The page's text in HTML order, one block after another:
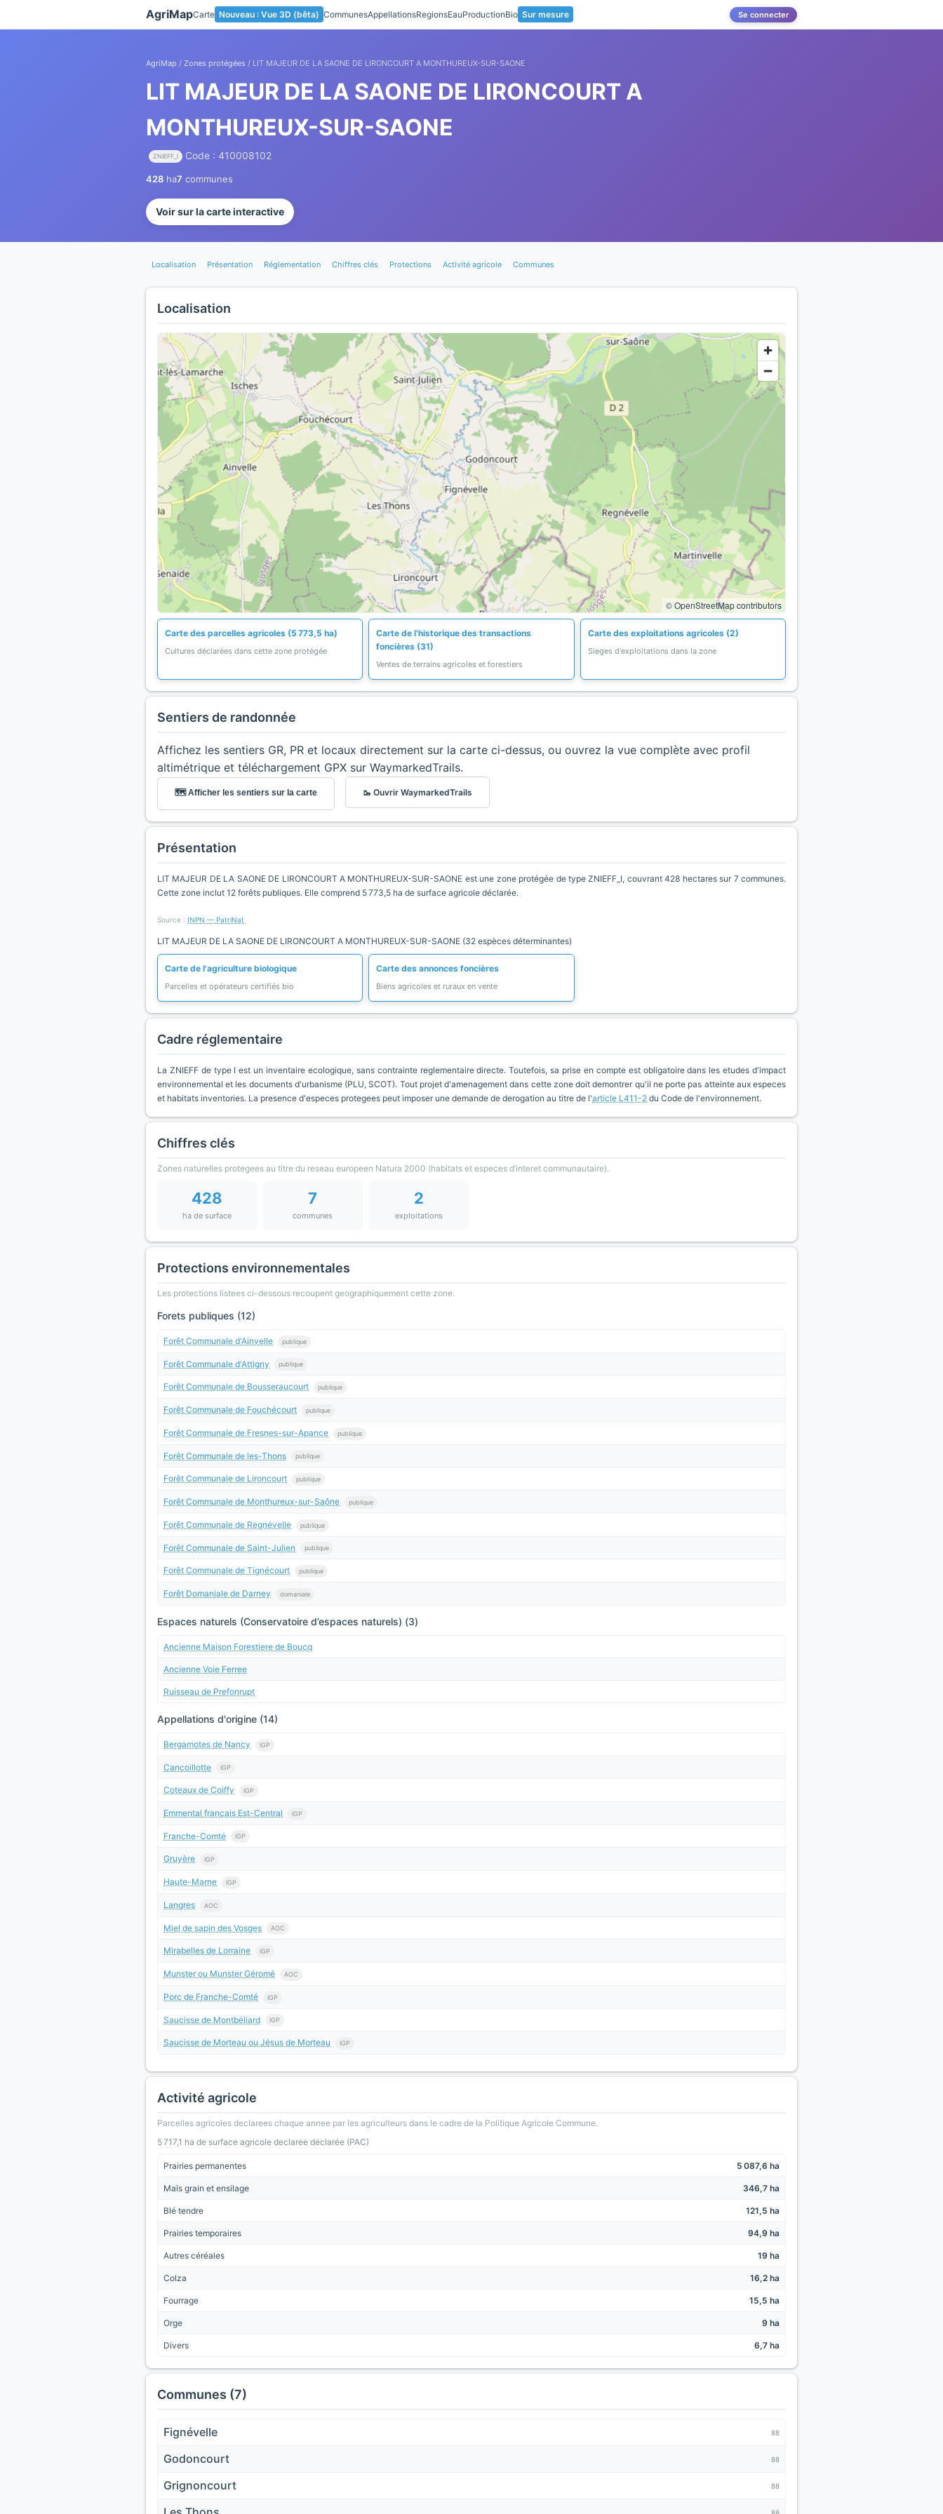
AgriMapCarte Nouveau : Vue 3D (bêta) CommunesAppellationsRegionsEauProductionBio Sur mesure Se connecter
AgriMap / Zones protégées / LIT MAJEUR DE LA SAONE DE LIRONCOURT A MONTHUREUX-SUR-SAONE
LIT MAJEUR DE LA SAONE DE LIRONCOURT A
MONTHUREUX-SUR-SAONE
ZNIEFF_I Code : 410008102
428 ha7 communes
Voir sur la carte interactive
Localisation Présentation Réglementation Chiffres clés Protections Activité agricole Communes
Localisation
© OpenStreetMap contributors
Carte des parcelles agricoles (5 773,5 ha)
Cultures déclarées dans cette zone protégée
Carte de l'historique des transactions
foncières (31)
Ventes de terrains agricoles et forestiers
Carte des exploitations agricoles (2)
Sieges d'exploitations dans la zone
Sentiers de randonnée
Affichez les sentiers GR, PR et locaux directement sur la carte ci-dessus, ou ouvrez la vue complète avec profil
altimétrique et téléchargement GPX sur WaymarkedTrails.
🗺️ Afficher les sentiers sur la carte 🥾 Ouvrir WaymarkedTrails
Présentation
LIT MAJEUR DE LA SAONE DE LIRONCOURT A MONTHUREUX-SUR-SAONE est une zone protégée de type ZNIEFF_I, couvrant 428 hectares sur 7 communes.
Cette zone inclut 12 forêts publiques. Elle comprend 5 773,5 ha de surface agricole déclarée.
Source : INPN — PatriNat
LIT MAJEUR DE LA SAONE DE LIRONCOURT A MONTHUREUX-SUR-SAONE (32 espèces déterminantes)
Carte de l'agriculture biologique
Parcelles et opérateurs certifiés bio
Carte des annonces foncières
Biens agricoles et ruraux en vente
Cadre réglementaire
La ZNIEFF de type I est un inventaire ecologique, sans contrainte reglementaire directe. Toutefois, sa prise en compte est obligatoire dans les etudes d'impact
environnemental et les documents d'urbanisme (PLU, SCOT). Tout projet d'amenagement dans cette zone doit demontrer qu'il ne porte pas atteinte aux especes
et habitats inventories. La presence d'especes protegees peut imposer une demande de derogation au titre de l'article L411-2 du Code de l'environnement.
Chiffres clés
Zones naturelles protegees au titre du reseau europeen Natura 2000 (habitats et especes d’interet communautaire).
428
ha de surface
7
communes
2
exploitations
Protections environnementales
Les protections listees ci-dessous recoupent geographiquement cette zone.
Forets publiques (12)
Forêt Communale d'Ainvelle publique
Forêt Communale d'Attigny publique
Forêt Communale de Bousseraucourt publique
Forêt Communale de Fouchécourt publique
Forêt Communale de Fresnes-sur-Apance publique
Forêt Communale de les-Thons publique
Forêt Communale de Lironcourt publique
Forêt Communale de Monthureux-sur-Saône publique
Forêt Communale de Regnévelle publique
Forêt Communale de Saint-Julien publique
Forêt Communale de Tignécourt publique
Forêt Domaniale de Darney domaniale
Espaces naturels (Conservatoire d’espaces naturels) (3)
Ancienne Maison Forestiere de Boucq
Ancienne Voie Ferree
Ruisseau de Prefonrupt
Appellations d'origine (14)
Bergamotes de Nancy IGP
Cancoillotte IGP
Coteaux de Coiffy IGP
Emmental français Est-Central IGP
Franche-Comté IGP
Gruyère IGP
Haute-Marne IGP
Langres AOC
Miel de sapin des Vosges AOC
Mirabelles de Lorraine IGP
Munster ou Munster Géromé AOC
Porc de Franche-Comté IGP
Saucisse de Montbéliard IGP
Saucisse de Morteau ou Jésus de Morteau IGP
Activité agricole
Parcelles agricoles declarees chaque annee par les agriculteurs dans le cadre de la Politique Agricole Commune.
5 717,1 ha de surface agricole declaree déclarée (PAC)
Prairies permanentes 5 087,6 ha
Maïs grain et ensilage 346,7 ha
Blé tendre 121,5 ha
Prairies temporaires 94,9 ha
Autres céréales 19 ha
Colza 16,2 ha
Fourrage 15,5 ha
Orge 9 ha
Divers 6,7 ha
Communes (7)
Fignévelle 88
Godoncourt 88
Grignoncourt 88
88
Panneau de gestion des cookies